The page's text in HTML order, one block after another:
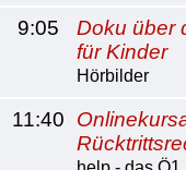
9:05
Doku über
für Kinder
Hörbilder
11:40